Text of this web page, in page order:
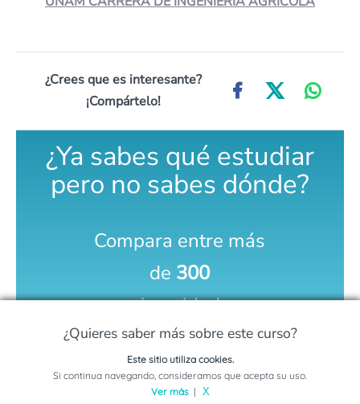
¿Crees que es interesante?
¡Compártelo!
¿Ya sabes qué estudiar
pero no sabes dónde?
Compara entre más
de 300
universidades
COMPARA AQUÍ
¿Quieres saber más sobre este curso?
Solicita información sobre este programa
Este sitio utiliza cookies.
Si continua navegando, consideramos que acepta su uso.
Ver más| X